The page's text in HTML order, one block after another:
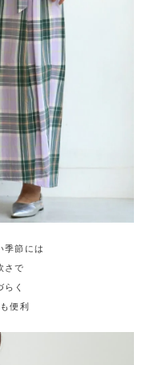
季節には
さで
く
便利